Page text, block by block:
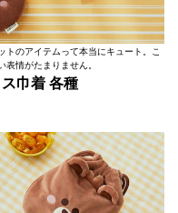
トのアイテムって本当にキュート。こ
表情がたまりません。
巾着 各種